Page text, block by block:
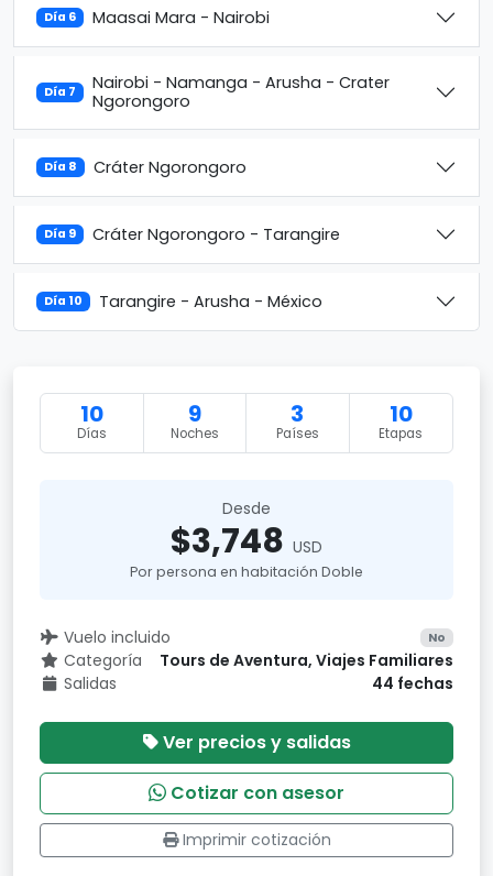
Día 6 Maasai Mara - Nairobi
Día 7
Nairobi - Namanga - Arusha - Crater
Ngorongoro
Día 8 Cráter Ngorongoro
Día 9 Cráter Ngorongoro - Tarangire
Día 10 Tarangire - Arusha - México
10
Días
9
Noches
3
Países
10
Etapas
Desde
$3,748 USD
Por persona en habitación Doble
Vuelo incluido No
Categoría
Tours de Aventura, Viajes Familiares
Salidas
44 fechas
Ver precios y salidas
Cotizar con asesor
Imprimir cotización